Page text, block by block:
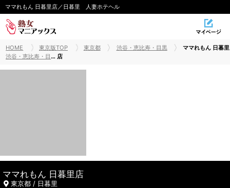
ママれもん 日暮里店／日暮里 人妻ホテヘル
HOME 東京版TOP 東京都
渋谷・恵比寿・目黒
渋谷・恵比寿・目黒受付所・ホテヘル
ママれもん 日暮里
店
ママれもん 日暮里店
東京都 / 日暮里